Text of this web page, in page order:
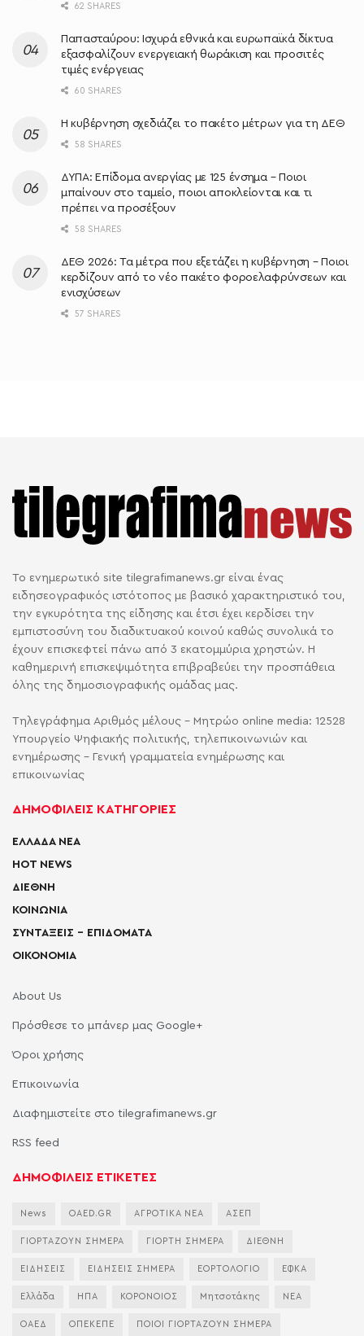
62 SHARES
Παπασταύρου: Ισχυρά εθνικά και ευρωπαϊκά δίκτυα
εξασφαλίζουν ενεργειακή θωράκιση και προσιτές
τιμές ενέργειας
60 SHARES
Η κυβέρνηση σχεδιάζει το πακέτο μέτρων για τη ΔΕΘ
58 SHARES
ΔΥΠΑ: Επίδομα ανεργίας με 125 ένσημα – Ποιοι
μπαίνουν στο ταμείο, ποιοι αποκλείονται και τι
πρέπει να προσέξουν
58 SHARES
ΔΕΘ 2026: Τα μέτρα που εξετάζει η κυβέρνηση – Ποιοι
κερδίζουν από το νέο πακέτο φοροελαφρύνσεων και
ενισχύσεων
57 SHARES
Το ενημερωτικό site tilegrafimanews.gr είναι ένας
ειδησεογραφικός ιστότοπος με βασικό χαρακτηριστικό του,
την εγκυρότητα της είδησης και έτσι έχει κερδίσει την
εμπιστοσύνη του διαδικτυακού κοινού καθώς συνολικά το
έχουν επισκεφτεί πάνω από 3 εκατομμύρια χρηστών. Η
καθημερινή επισκεψιμότητα επιβραβεύει την προσπάθεια
όλης της δημοσιογραφικής ομάδας μας.
Τηλεγράφημα Αριθμός μέλους - Μητρώο online media: 12528
Υπουργείο Ψηφιακής πολιτικής, τηλεπικοινωνιών και
ενημέρωσης - Γενική γραμματεία ενημέρωσης και
επικοινωνίας
ΔΗΜΟΦΙΛΕΙΣ ΚΑΤΗΓΟΡΙΕΣ
ΕΛΛΑΔΑ ΝΕΑ
HOT NEWS
ΔΙΕΘΝΗ
ΚΟΙΝΩΝΙΑ
ΣΥΝΤΑΞΕΙΣ – ΕΠΙΔΟΜΑΤΑ
ΟΙΚΟΝΟΜΙΑ
About Us
Πρόσθεσε το μπάνερ μας Google+
Όροι χρήσης
Επικοινωνία
Διαφημιστείτε στο tilegrafimanews.gr
RSS feed
ΔΗΜΟΦΙΛΕΙΣ ΕΤΙΚΕΤΕΣ
News OAED.GR ΑΓΡΟΤΙΚΑ ΝΕΑ ΑΣΕΠ
ΓΙΟΡΤΑΖΟΥΝ ΣΗΜΕΡΑ ΓΙΟΡΤΗ ΣΗΜΕΡΑ ΔΙΕΘΝΗ
ΕΙΔΗΣΕΙΣ ΕΙΔΗΣΕΙΣ ΣΗΜΕΡΑ ΕΟΡΤΟΛΟΓΙΟ ΕΦΚΑ
Ελλάδα ΗΠΑ ΚΟΡΟΝΟΙΟΣ Μητσοτάκης ΝΕΑ
ΟΑΕΔ ΟΠΕΚΕΠΕ ΠΟΙΟΙ ΓΙΟΡΤΑΖΟΥΝ ΣΗΜΕΡΑ